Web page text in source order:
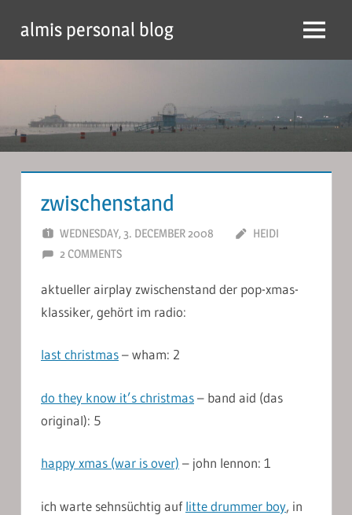
content
almis personal blog Menu
zwischenstand
WEDNESDAY, 3. DECEMBER 2008
HEIDI
2 COMMENTS
aktueller airplay zwischenstand der pop-xmas-
klassiker, gehört im radio:
last christmas– wham: 2
do they know it’s christmas– band aid (das
original): 5
happy xmas (war is over) – john lennon: 1
ich warte sehnsüchtig auflitte drummer boy, in